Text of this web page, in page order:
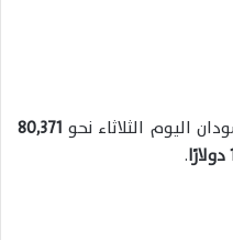
80,371
.